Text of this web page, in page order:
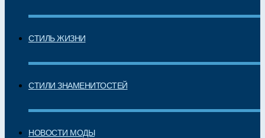
СТИЛЬ ЖИЗНИ
СТИЛИ ЗНАМЕНИТОСТЕЙ
НОВОСТИ МОДЫ